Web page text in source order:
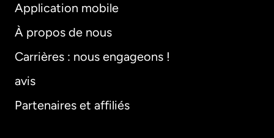
Application mobile
À propos de nous
Carrières : nous engageons !
avis
Partenaires et affiliés